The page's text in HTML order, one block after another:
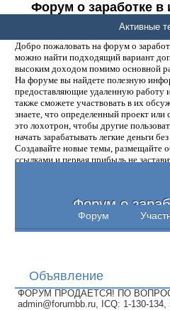
Форум о заработке в
Добро пожаловать на форум о
можно найти подходящий вариант
высоким доходом помимо основной
На форуме вы найдете полезную
предоставляющие удаленную работу
также сможете участвовать в их
знаете, что определенный проект или
это лохотрон, чтобы другие
начать зарабатывать легкие деньги
Создавайте новые темы, размещайте
ссылками и первая прибыль не
Форум о
Форум
Активные
Объявление
ФОРУМ ПРОДАЕТСЯ! ПО
admin@forumbb.ru, ICQ: 1-130-134,